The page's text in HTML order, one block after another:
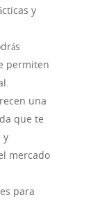
y
permiten
una
que te
y
mercado
para